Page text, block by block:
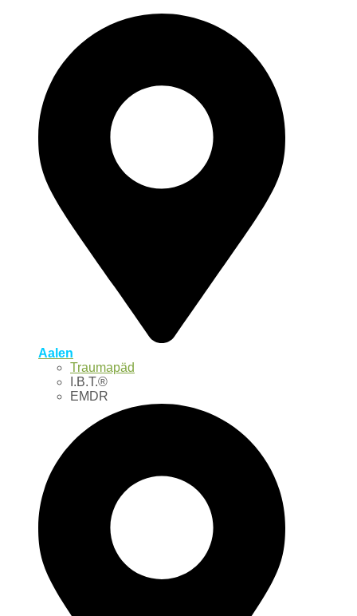
Aalen
Traumapäd
I.B.T.®
EMDR